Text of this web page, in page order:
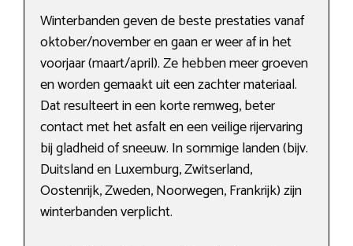
Winterbanden geven de beste prestaties vanaf
oktober/november en gaan er weer af in het
voorjaar (maart/april). Ze hebben meer groeven
en worden gemaakt uit een zachter materiaal.
Dat resulteert in een korte remweg, beter
contact met het asfalt en een veilige rijervaring
bij gladheid of sneeuw. In sommige landen (bijv.
Duitsland en Luxemburg, Zwitserland,
Oostenrijk, Zweden, Noorwegen, Frankrijk) zijn
winterbanden verplicht.